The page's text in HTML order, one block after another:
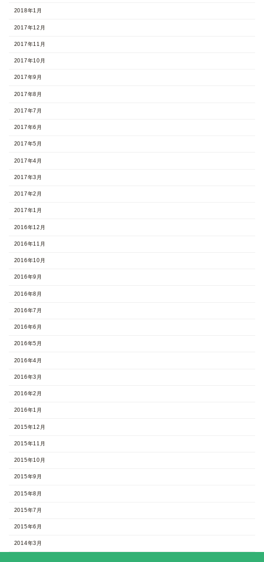
2018年1月
2017年12月
2017年11月
2017年10月
2017年9月
2017年8月
2017年7月
2017年6月
2017年5月
2017年4月
2017年3月
2017年2月
2017年1月
2016年12月
2016年11月
2016年10月
2016年9月
2016年8月
2016年7月
2016年6月
2016年5月
2016年4月
2016年3月
2016年2月
2016年1月
2015年12月
2015年11月
2015年10月
2015年9月
2015年8月
2015年7月
2015年6月
2014年3月